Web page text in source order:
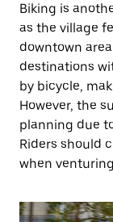
Biking is
as the village
downtown
destinations
by bicycle,
However, the
planning due
Riders should
when